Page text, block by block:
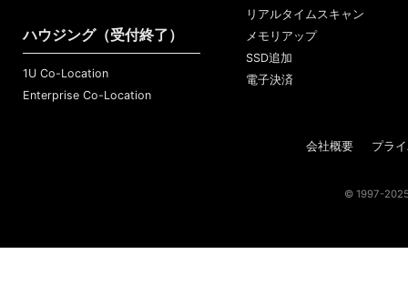
ハウジング（受付終了）
1U Co-Location
Enterprise Co-Location
リアルタイムスキャン
メモリアップ
SSD追加
電子決済
会社概要 プラ
© 1997-2025